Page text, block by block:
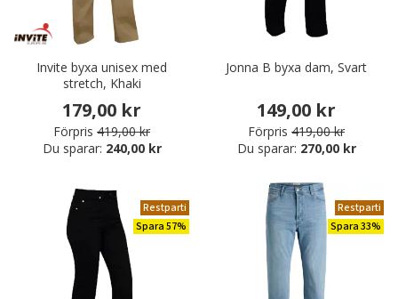
Invite byxa unisex med
stretch, Khaki
179,00 kr
Förpris 419,00 kr
Du sparar: 240,00 kr
Jonna B byxa dam, Svart
149,00 kr
Förpris 419,00 kr
Du sparar: 270,00 kr
Restparti
Spara 57%
Restparti
Spara 33%